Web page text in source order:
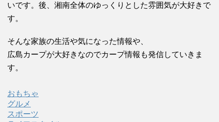
いです。後、湘南全体のゆっくりとした雰囲気が大好きで
す。
そんな家族の生活や気になった情報や、
広島カープが大好きなのでカープ情報も発信していきま
す。
おもちゃ
グルメ
スポーツ